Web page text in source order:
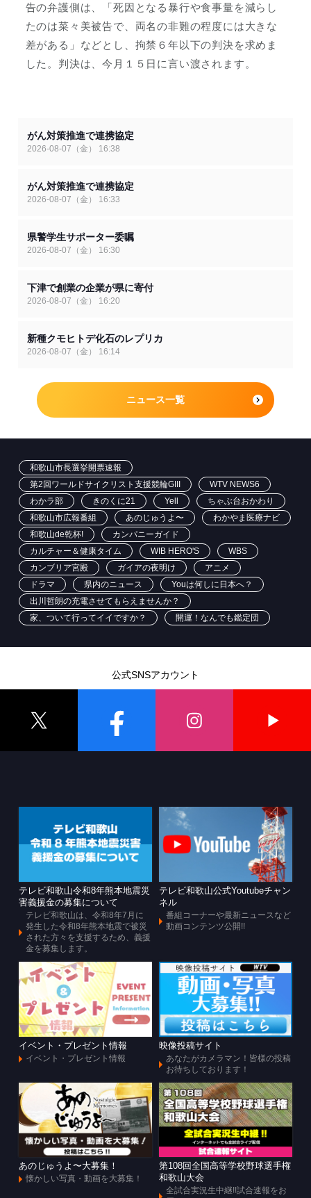
告の弁護側は、「死因となる暴行や食事量を減らし
たのは菜々美被告で、両名の非難の程度には大きな
差がある」などとし、拘禁６年以下の判決を求めま
した。判決は、今月１５日に言い渡されます。
がん対策推進で連携協定
2026-08-07（金） 16:38
がん対策推進で連携協定
2026-08-07（金） 16:33
県警学生サポーター委嘱
2026-08-07（金） 16:30
下津で創業の企業が県に寄付
2026-08-07（金） 16:20
新種クモヒトデ化石のレプリカ
2026-08-07（金） 16:14
ニュース一覧
和歌山市長選挙開票速報
第2回ワールドサイクリスト支援競輪GIII
WTV NEWS6
わかラ部
きのくに21 Yell
ちゃぶ台おかわり
和歌山市広報番組
あのじゅうよ〜
わかやま医療ナビ
和歌山de乾杯!
カンパニーガイド
カルチャー＆健康タイム
WIB HERO'S
WBS
カンブリア宮殿
ガイアの夜明け
アニメ
ドラマ
県内のニュース
Youは何しに日本へ？
出川哲朗の充電させてもらえませんか？
家、ついて行ってイイですか？
開運！なんでも鑑定団
公式SNSアカウント
テレビ和歌山令和8年熊本地震災
害義援金の募集について
テレビ和歌山は、令和8年7月に
発生した令和8年熊本地震で被災
された方々を支援するため、義援
金を募集します。
テレビ和歌山公式Youtubeチャン
ネル
番組コーナーや最新ニュースなど
動画コンテンツ公開!!
イベント・プレゼント情報
イベント・プレゼント情報
映像投稿サイト
あなたがカメラマン！皆様の投稿
お待ちしております！
あのじゅうよ〜大募集！
懐かしい写真・動画を大募集！
第108回全国高等学校野球選手権
和歌山大会
全試合実況生中継!!試合速報をお